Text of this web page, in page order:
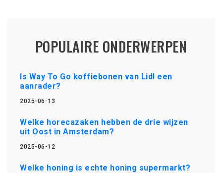
POPULAIRE ONDERWERPEN
Is Way To Go koffiebonen van Lidl een
aanrader?
2025-06-13
Welke horecazaken hebben de drie wijzen
uit Oost in Amsterdam?
2025-06-12
Welke honing is echte honing supermarkt?